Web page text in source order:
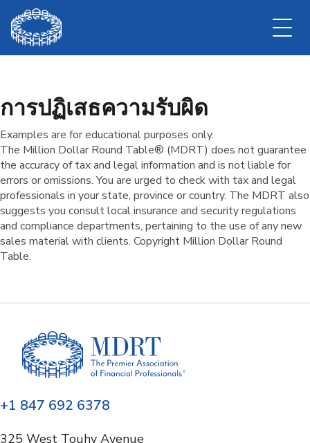
การปฏิเสธความรับผิด
Examples are for educational purposes only.
The Million Dollar Round Table® (MDRT) does not guarantee
the accuracy of tax and legal information and is not liable for
errors or omissions. You are urged to check with tax and legal
professionals in your state, province or country. The MDRT also
suggests you consult local insurance and security regulations
and compliance departments, pertaining to the use of any new
sales material with clients. Copyright Million Dollar Round
Table.
+1 847 692 6378
325 West Touhy Avenue